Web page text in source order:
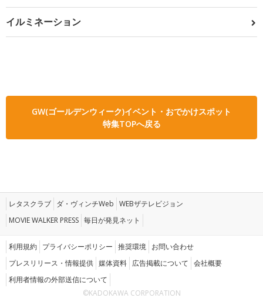
イルミネーション
GW(ゴールデンウィーク)イベント・おでかけスポット
特集TOPへ戻る
レタスクラブ ダ・ヴィンチWeb WEBザテレビジョン
MOVIE WALKER PRESS 毎日が発見ネット
利用規約 プライバシーポリシー 推奨環境 お問い合わせ
プレスリリース・情報提供 媒体資料 広告掲載について 会社概要
利用者情報の外部送信について
©KADOKAWA CORPORATION